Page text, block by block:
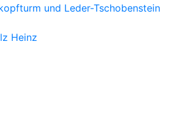
und Leder-Tschobenstein
Heinz